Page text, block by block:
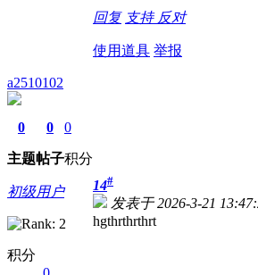
回复 支持 反对
使用道具 举报
a2510102
0
主题
0
帖子
0
积分
初级用户
积分
14#
发表于 2026-3-21
hgthrthrthrt